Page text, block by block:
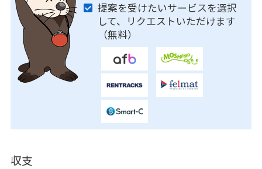
提案を受けたいサービスを選択
して、リクエストいただけます
（無料）
収支